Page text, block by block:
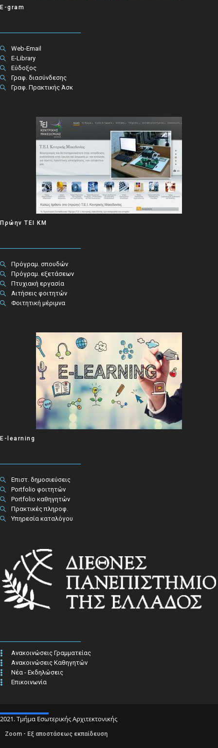
E-gram
Web-Email
E-Library
Εύδοξος
Γραφ. διασύνδεσης
Γραφ. Πρακτικής Άσκ
Πρώην ΤΕΙ ΚΜ
Πρόγραμ. σπουδών
Πρόγραμ. εξετάσεων
Πτυχιακή εργασία
Αιτήσεις φοιτητών
Φοιτητική μέριμνα
E-learning
Επιστ. δημοσιεύσεις
Portfolio φοιτητών
Portfolio καθηγητών
Πρακτικές πληροφ.​
Υπηρεσία καταλόγου
Ανακοινώσεις Γραμματείας
Ανακοινώσεις Καθηγητών
Νέα - Εκδηλώσεις
Επικοινωνία
2021. Τμήμα Εσωτερικής Αρχιτεκτονικής
Zoom - Εξ αποστάσεως εκπαίδευση